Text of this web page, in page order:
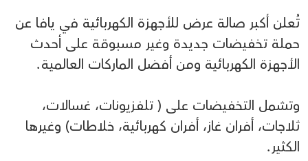
تُعلن أكبر صالة عرض للأجهزة الكهربائية في يافا عن
حملة تخفيضات جديدة وغير مسبوقة على أحدث
الأجهزة الكهربائية ومن أفضل الماركات العالمية.
وتشمل التخفيضات على ( تلفزيونات، غسالات،
ثلاجات، أفران غاز، أفران كهربائية، خلاطات) وغيرها
الكثير.